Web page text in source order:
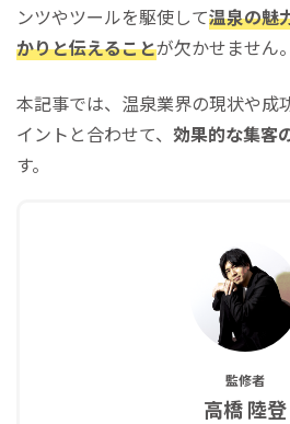
ンツやツールを駆使して温泉の魅
かりと伝えることが欠かせません。
本記事では、温泉業界の現状や成
イントと合わせて、 効果的な集客
す。
監修者
高橋 陸登